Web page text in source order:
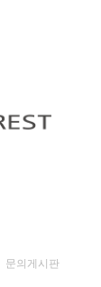
문의게시판